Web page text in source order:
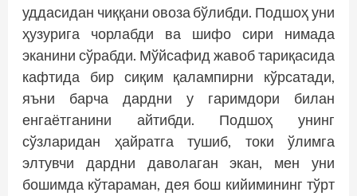
уддасидан чиққани овоза бўлибди. Подшоҳ уни
ҳузурига чорлабди ва шифо сири нимада
эканини сўрабди. Мўйсафид жавоб тариқасида
кафтида бир сиқим қалампирни кўрсатади,
яъни барча дардни у гаримдори билан
енгаётганини айтибди. Подшоҳ унинг
сўзларидан ҳайратга тушиб, токи ўлимга
элтувчи дардни даволаган экан, мен уни
бошимда кўтараман, дея бош кийимининг тўрт